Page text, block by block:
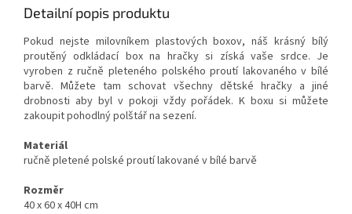
Detailní popis produktu
Pokud nejste milovníkem plastových boxov, náš krásný bílý
proutěný odkládací box na hračky si získá vaše srdce. Je
vyroben z ručně pleteného polského proutí lakovaného v bílé
barvě. Můžete tam schovat všechny dětské hračky a jiné
drobnosti aby byl v pokoji vždy pořádek. K boxu si můžete
zakoupit pohodlný polštář na sezení.
Materiál
ručně pletené polské proutí lakované v bílé barvě
Rozměr
40 x 60 x 40H cm